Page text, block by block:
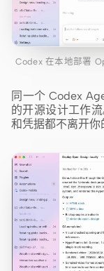
Codex 在本地部署
同一个 Codex
的开源设计工作
和凭据都不离开你